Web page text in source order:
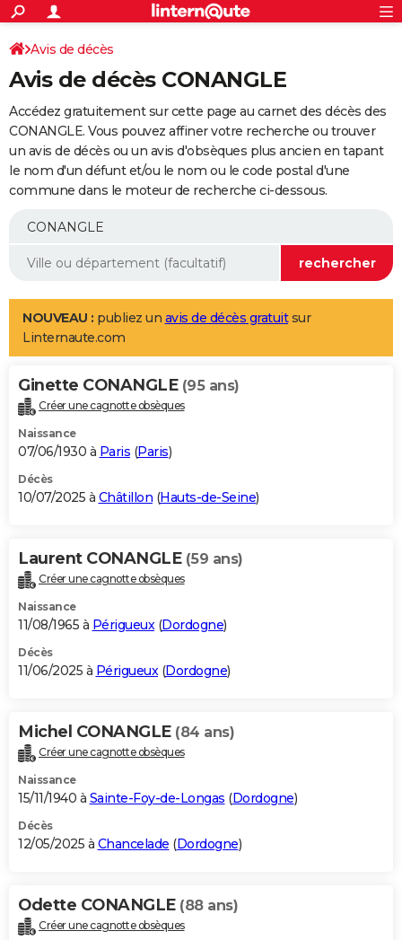
ACTUALITÉS
Politique
Société
Faits Divers
Education
Monde
Villes
+
SPORT
Coupe du monde 2026
Football
Tennis
Cyclisme
Rugby
Forum
Programme TV
TNT
Streaming
Cinéma
Sorties cinéma
Musique
+
FINANCE
Impôts
Immobilier
Risques naturels par ville
Banque
Assurance
Crédit
AUTO
Essais
Réserver un essai
Citadines
Berlines
SUV
Forum auto
+
Mobiles
Meilleur smartphone
Internet
Ordinateurs
Jeux vidéo
Guide high-tech
Aménagement intérieur
LIFESTYLE
Art de vivre
Bien-être
Loisirs
Mode
Modes de vie
Alimentation
Guide de la santé
Maladies
Médicaments
Sommeil
VOYAGE
Destinations
City break
Voyage nature
Voyage de noces
Forum
Climat
+PHOTO
GUIDES D'ACHAT
BONS PLANS
Carte de Noël
Carte Bonne année
Carte Saint-Valentin
Carte Pâques
Carte d'anniversaire
DICTIONNAIRE
Dictionnaire
Biographies
Citations
Expressions
Proverbes
PROGRAMME TV
S'inscrire
Se connecter
Lycées
Collèges
Primaires
Universités
Entreprises
Service militaire
Avis de recherche
AVIS DE DÉCÈS
Bricolage
Lifestyle
Culture
Sport
Auto
Television
Voyage
Cinema
Avis de décès
Avis de décès CONANGLE
Accédez gratuitement sur cette page au carnet des décès des
CONANGLE. Vous pouvez affiner votre recherche ou trouver
un avis de décès ou un avis d'obsèques plus ancien en tapant
le nom d'un défunt et/ou le nom ou le code postal d'une
commune dans le moteur de recherche ci-dessous.
NOUVEAU : publiez un avis de décès gratuitsur
Linternaute.com
Ginette CONANGLE (95 ans)
Créer une cagnotte obsèques
Naissance
07/06/1930 à Paris (Paris)
Décès
10/07/2025 à Châtillon (Hauts-de-Seine)
Laurent CONANGLE (59 ans)
Créer une cagnotte obsèques
Naissance
11/08/1965 à Périgueux(Dordogne)
Décès
11/06/2025 à Périgueux(Dordogne)
Michel CONANGLE (84 ans)
Créer une cagnotte obsèques
Naissance
15/11/1940 à Sainte-Foy-de-Longas (Dordogne)
Décès
12/05/2025 à Chancelade (Dordogne)
Odette CONANGLE (88 ans)
Créer une cagnotte obsèques